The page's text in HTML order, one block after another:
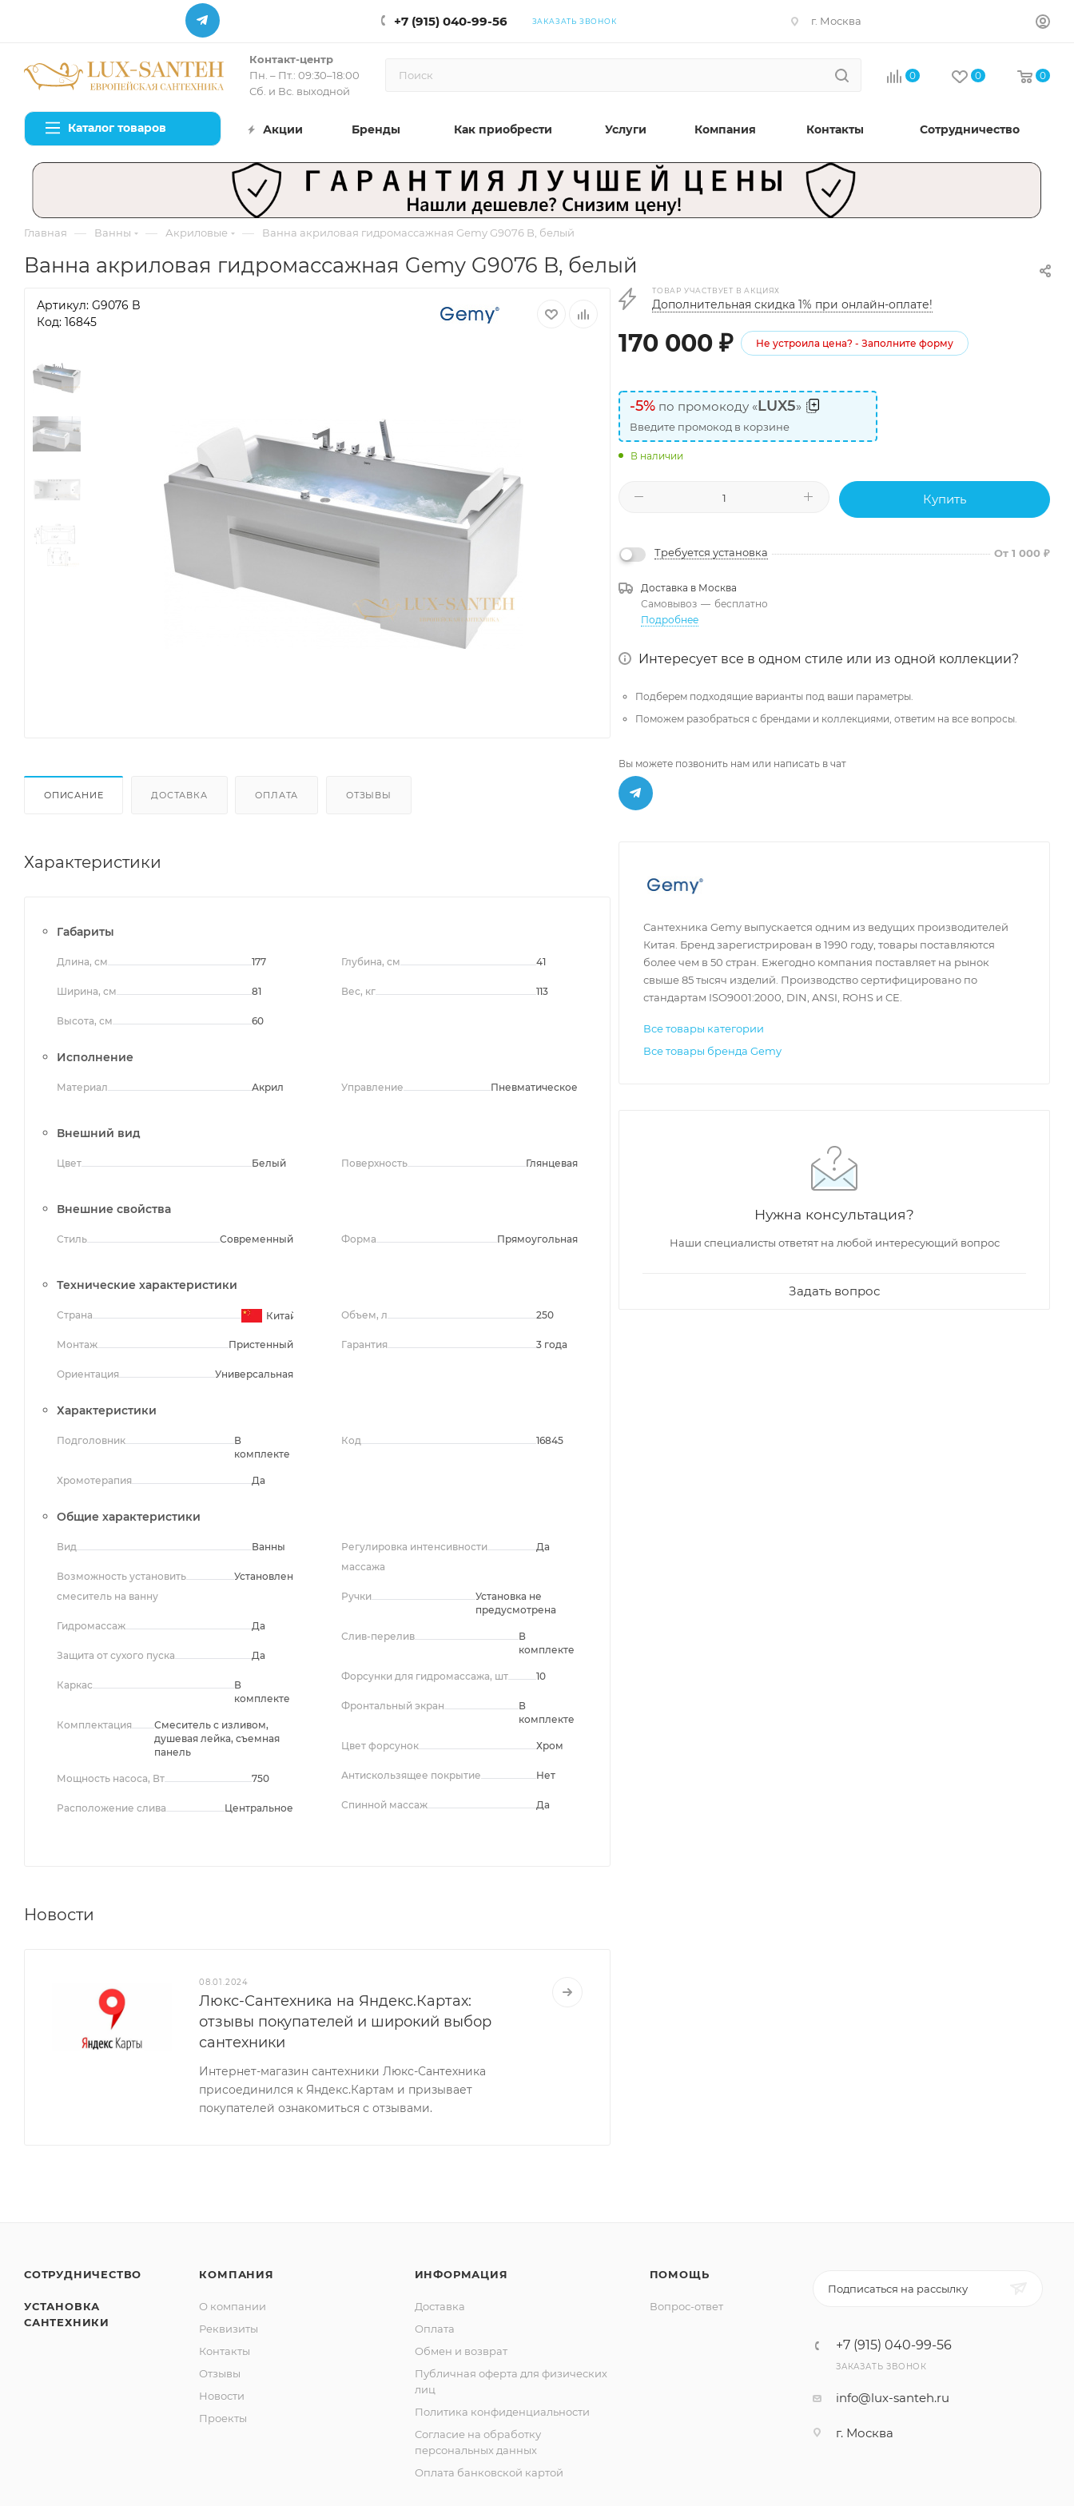
+7 (915) 040-99-56 ЗАКАЗАТЬ ЗВОНОК г. Москва
Контакт-центр
Пн. – Пт.: 09:30–18:00
Сб. и Вс. выходной
0 0 0
Каталог товаров Акции Бренды Как приобрести Услуги Компания Контакты Сотрудничество
Главная — Ванны — Акриловые — Ванна акриловая гидромассажная Gemy G9076 B, белый
Ванна акриловая гидромассажная Gemy G9076 B, белый
Артикул: G9076 B
Код: 16845
ОПИСАНИЕ ДОСТАВКА ОПЛАТА ОТЗЫВЫ
Характеристики
Габариты
Длина, см 177
Ширина, см 81
Высота, см 60
Глубина, см 41
Вес, кг 113
Исполнение
Материал Акрил Управление Пневматическое
Внешний вид
Цвет Белый Поверхность Глянцевая
Внешние свойства
Стиль Современный Форма Прямоугольная
Технические характеристики
Страна Китай
Монтаж Пристенный
Ориентация Универсальная
Объем, л 250
Гарантия 3 года
Характеристики
Подголовник
В
комплекте
Хромотерапия Да
Код 16845
Общие характеристики
Вид Ванны
Возможность установить
смеситель на ванну
Установлен
Гидромассаж Да
Защита от сухого пуска Да
Каркас
В
комплекте
Комплектация
Смеситель с изливом,
душевая лейка, съемная
панель
Мощность насоса, Вт 750
Расположение слива Центральное
Регулировка интенсивности
массажа
Да
Ручки
Установка не
предусмотрена
Слив-перелив
В
комплекте
Форсунки для гидромассажа, шт 10
Фронтальный экран
В
комплекте
Цвет форсунок Хром
Антискользящее покрытие Нет
Спинной массаж Да
Новости
08.01.2024
Люкс-Сантехника на Яндекс.Картах:
отзывы покупателей и широкий выбор
сантехники
Интернет-магазин сантехники Люкс-Сантехника
присоединился к Яндекс.Картам и призывает
покупателей ознакомиться с отзывами.
ТОВАР УЧАСТВУЕТ В АКЦИЯХ
Дополнительная скидка 1% при онлайн-оплате!
170 000 ₽ Не устроила цена? - Заполните форму
-5% по промокоду «LUX5»
Введите промокод в корзине
В наличии
Купить
Требуется установка От 1 000 ₽
Доставка в Москва
Самовывоз — бесплатно
Подробнее
Интересует все в одном стиле или из одной коллекции?
Подберем подходящие варианты под ваши параметры.
Поможем разобраться с брендами и коллекциями, ответим на все вопросы.
Вы можете позвонить нам или написать в чат
Сантехника Gemy выпускается одним из ведущих производителей
Китая. Бренд зарегистрирован в 1990 году, товары поставляются
более чем в 50 стран. Ежегодно компания поставляет на рынок
свыше 85 тысяч изделий. Производство сертифицировано по
стандартам ISO9001:2000, DIN, ANSI, ROHS и CE.
Все товары категории
Все товары бренда Gemy
Нужна консультация?
Наши специалисты ответят на любой интересующий вопрос
Задать вопрос
СОТРУДНИЧЕСТВО
УСТАНОВКА
САНТЕХНИКИ
КОМПАНИЯ
О компании
Реквизиты
Контакты
Отзывы
Новости
Проекты
ИНФОРМАЦИЯ
Доставка
Оплата
Обмен и возврат
Публичная оферта для физических
лиц
Политика конфиденциальности
Согласие на обработку
персональных данных
Оплата банковской картой
ПОМОЩЬ
Вопрос-ответ
Подписаться на рассылку
+7 (915) 040-99-56
ЗАКАЗАТЬ ЗВОНОК
info@lux-santeh.ru
г. Москва